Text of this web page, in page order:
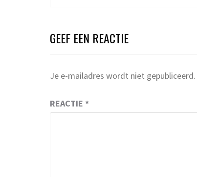
GEEF EEN REACTIE
Je e-mailadres wordt niet gepubliceerd.
REACTIE *